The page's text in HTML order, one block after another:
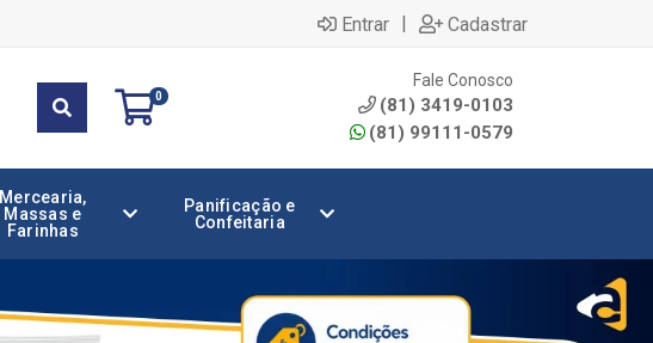
Entrar | Cadastrar
0
Fale Conosco
(81) 3419-0103
(81) 99111-0579
Mercearia,
Massas e
Farinhas
Panificação e
Confeitaria